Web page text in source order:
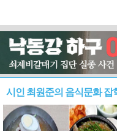
시인 최원준의 음식문화 잡